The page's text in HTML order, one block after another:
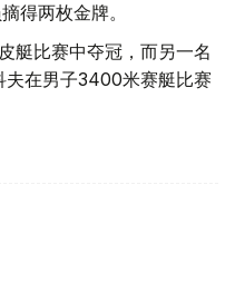
得两枚金牌。
艇比赛中夺冠，而另一名
夫在男子3400米赛艇比赛